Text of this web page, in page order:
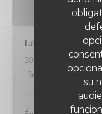
su
Laure
2026-06-26 - 20:30 -
Servicio
/5